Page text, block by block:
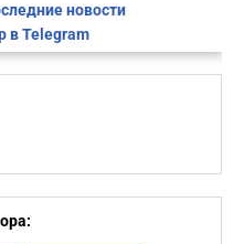
новости
в Telegram